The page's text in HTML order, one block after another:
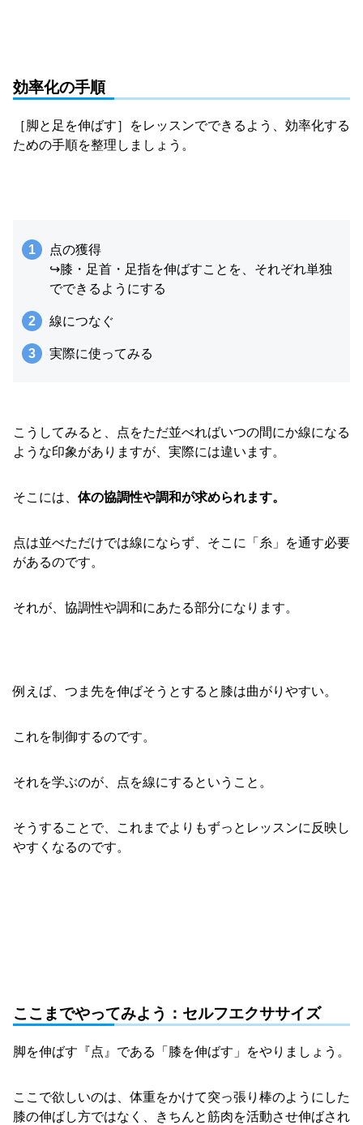
効率化の手順
［脚と足を伸ばす］をレッスンでできるよう、効率化する
ための手順を整理しましょう。
点の獲得
↪︎膝・足首・足指を伸ばすことを、それぞれ単独
でできるようにする
線につなぐ
実際に使ってみる
こうしてみると、点をただ並べればいつの間にか線になる
ような印象がありますが、実際には違います。
そこには、 体の協調性や調和が求められます。
点は並べただけでは線にならず、そこに「糸」を通す必要
があるのです。
それが、協調性や調和にあたる部分になります。
例えば、つま先を伸ばそうとすると膝は曲がりやすい。
これを制御するのです。
それを学ぶのが、点を線にするということ。
そうすることで、これまでよりもずっとレッスンに反映し
やすくなるのです。
ここまでやってみよう：セルフエクササイズ
脚を伸ばす『点』である「膝を伸ばす」をやりましょう。
ここで欲しいのは、体重をかけて突っ張り棒のようにした
膝の伸ばし方ではなく、きちんと筋肉を活動させ伸ばされ